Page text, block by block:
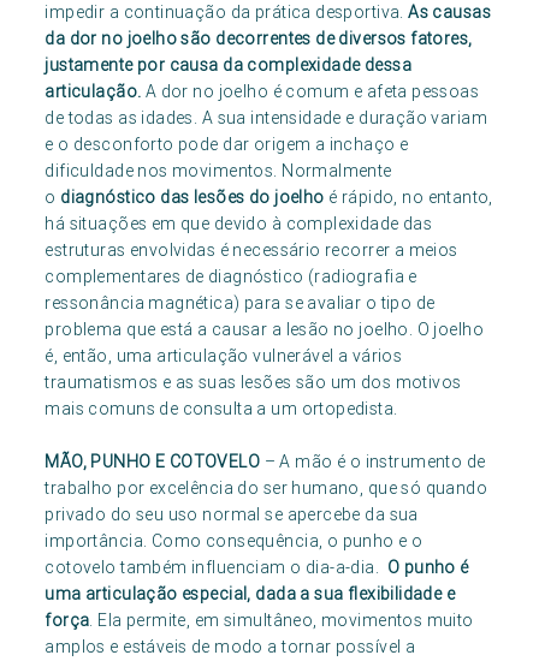
impedir a continuação da prática desportiva.As causas
da dor no joelho são decorrentes de diversos fatores,
justamente por causa da complexidade dessa
articulação. A dor no joelho é comum e afeta pessoas
de todas as idades. A sua intensidade e duração variam
e o desconforto pode dar origem a inchaço e
dificuldade nos movimentos. Normalmente
o diagnóstico das lesões do joelho é rápido, no entanto,
há situações em que devido à complexidade das
estruturas envolvidas é necessário recorrer a meios
complementares de diagnóstico (radiografia e
ressonância magnética) para se avaliar o tipo de
problema que está a causar a lesão no joelho. O joelho
é, então, uma articulação vulnerável a vários
traumatismos e as suas lesões são um dos motivos
mais comuns de consulta a um ortopedista.
MÃO, PUNHO E COTOVELO – A mão é o instrumento de
trabalho por excelência do ser humano, que só quando
privado do seu uso normal se apercebe da sua
importância. Como consequência, o punho e o
cotovelo também influenciam o dia-a-dia. O punho é
uma articulação especial, dada a sua flexibilidade e
força. Ela permite, em simultâneo, movimentos muito
amplos e estáveis de modo a tornar possível a